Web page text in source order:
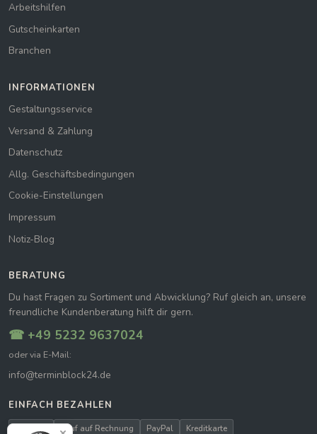
Arbeitshilfen
Gutscheinkarten
Branchen
INFORMATIONEN
Gestaltungsservice
Versand & Zahlung
Datenschutz
Allg. Geschäftsbedingungen
Cookie-Einstellungen
Impressum
Notiz-Blog
BERATUNG
Du hast Fragen zu Sortiment und Abwicklung? Ruf gleich an, unsere
freundliche Kundenberatung hilft dir gern.
☎ +49 5232 9637024
oder via E-Mail:
info@terminblock24.de
EINFACH BEZAHLEN
Kauf auf Rechnung PayPal Kreditkarte